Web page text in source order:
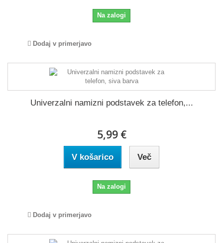
Na zalogi
Dodaj v primerjavo
Univerzalni namizni podstavek za telefon,...
5,99 €
V košarico Več
Na zalogi
Dodaj v primerjavo